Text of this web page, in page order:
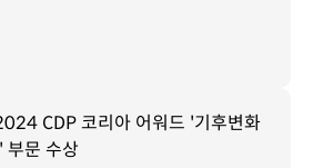
CDP 코리아 어워드 '기후변화
부문 수상